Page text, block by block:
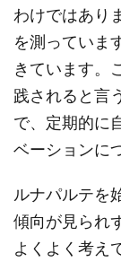
わけではあり
を測っていま
きています。
践されると言
で、定期的に
ベーションに
ルナパルテを
傾向が見られ
よくよく考え